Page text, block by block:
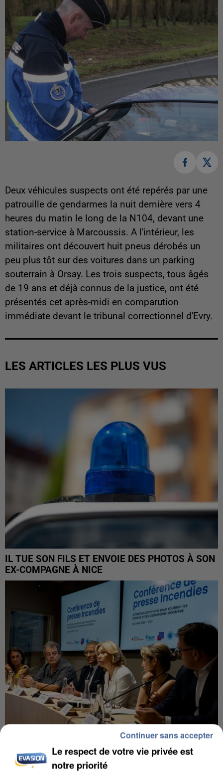
Deux véhicules suspects ont été repérés par une
patrouille de gendarmes la nuit dernière vers 4
heures du matin le long de la N104, devant une
station-service à Marcoussis. A l'intérieur, les
militaires ont découvert huit pneus dérobés un
peu plus tôt sur des voitures dans un parking
souterrain à Orsay. Les trois suspects, tous âgés
de 19 ans et déjà connus de la justice, ont été
présentés cet après-midi en comparution
immédiate devant le tribunal correctionnel d'Evry.
LES ARTICLES LES PLUS VUS
IL TUE SON FILS ET ENVOIE DES PHOTOS À SON
EX-COMPAGNE À NICE
INCENDIES : L’ÎLE-DE-FRANCE LANCE UN ÉLAN
DE SOLIDARITÉ AVEC LES...
Le respect de votre vie privée est
notre priorité
Continuer sans accepter